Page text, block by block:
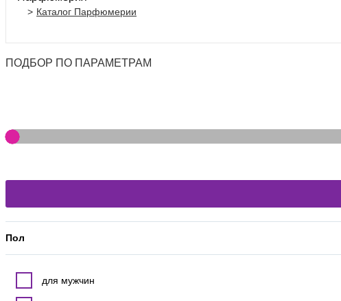
Каталог Парфюмерии
ПОДБОР ПО ПАРАМЕТРАМ
Пол
для мужчин